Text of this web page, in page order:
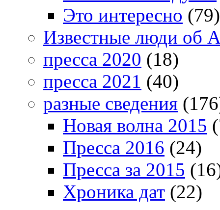
Это интересно (79)
Известные люди об
пресса 2020 (18)
пресса 2021 (40)
разные сведения
Новая волна 2015
Пресса 2016 (24)
Пресса за 2015
Хроника дат (22)